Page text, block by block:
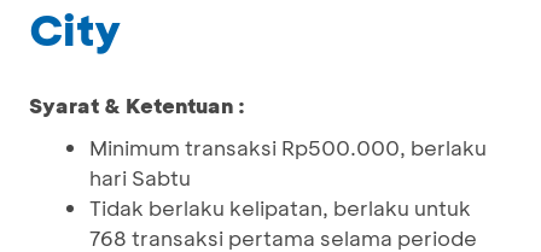
City
Syarat & Ketentuan :
Minimum transaksi Rp500.000, berlaku
hari Sabtu
Tidak berlaku kelipatan, berlaku untuk
768 transaksi pertama selama periode